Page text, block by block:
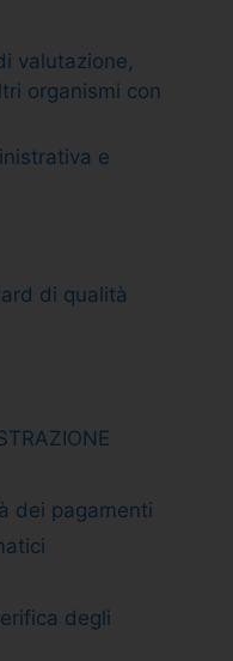
valutazione,
organismi con
e
di qualità
dei pagamenti
degli